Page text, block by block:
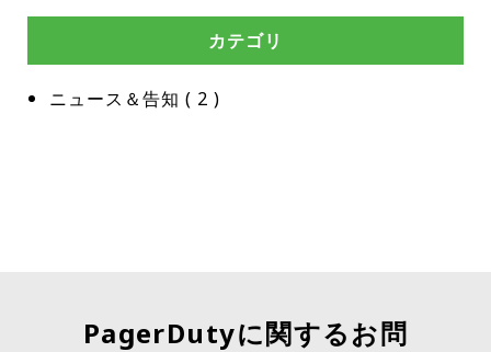
カテゴリ
ニュース＆告知 ( 2 )
PagerDutyに関するお問